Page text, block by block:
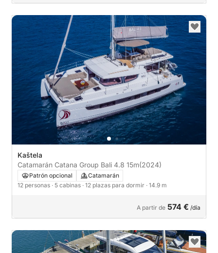
Kaštela
Catamarán Catana Group Bali 4.8 15m(2024)
Patrón opcional
Catamarán
12 personas · 5 cabinas · 12 plazas para dormir · 14.9 m
A partir de 574 € /día